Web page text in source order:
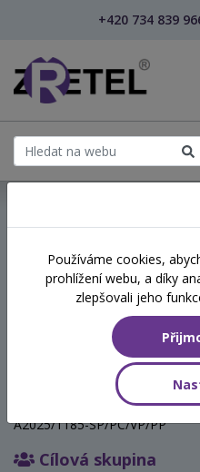
+420 734 839
Efektivní
Hodinová dotace
8 vyučovacích hodin
Číslo akreditace
A2025/1185-SP/PC/VP/PP
Cílová skupina
Používáme cookies,
prohlížení webu, a díky
zlepšovali jeho